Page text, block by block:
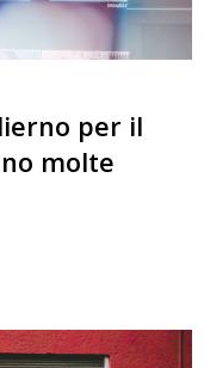
per il
molte